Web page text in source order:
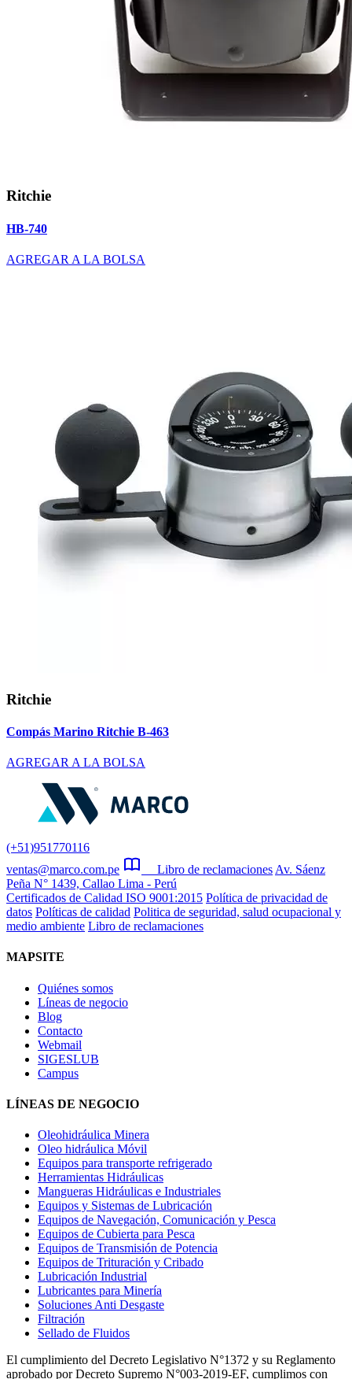
Ritchie
HB-740
AGREGAR A LA BOLSA
Ritchie
Compás Marino Ritchie B-463
AGREGAR A LA BOLSA
(+51)951770116
ventas@marco.com.pe
Libro de reclamaciones Av. Sáenz
Peña N° 1439, Callao Lima - Perú
Certificados de Calidad ISO 9001:2015 Política de privacidad de
datos Políticas de calidad Politica de seguridad, salud ocupacional y
medio ambiente Libro de reclamaciones
MAPSITE
Quiénes somos
Líneas de negocio
Blog
Contacto
Webmail
SIGESLUB
Campus
LÍNEAS DE NEGOCIO
Oleohidráulica Minera
Oleo hidráulica Móvil
Equipos para transporte refrigerado
Herramientas Hidráulicas
Mangueras Hidráulicas e Industriales
Equipos y Sistemas de Lubricación
Equipos de Navegación, Comunicación y Pesca
Equipos de Cubierta para Pesca
Equipos de Transmisión de Potencia
Equipos de Trituración y Cribado
Lubricación Industrial
Lubricantes para Minería
Soluciones Anti Desgaste
Filtración
Sellado de Fluidos
El cumplimiento del Decreto Legislativo N°1372 y su Reglamento
aprobado por Decreto Supremo N°003-2019-EF, cumplimos con